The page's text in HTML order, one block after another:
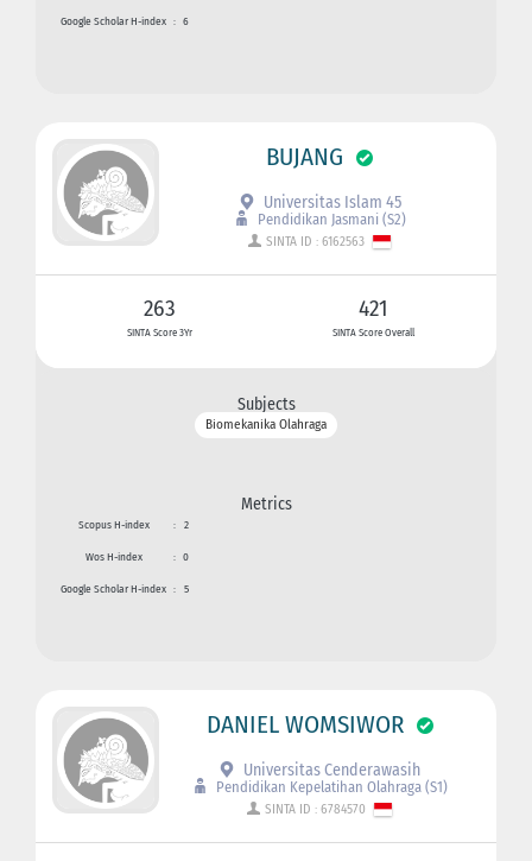
Google Scholar H-index : 6
BUJANG
Universitas Islam 45
Pendidikan Jasmani (S2)
SINTA ID : 6162563
263
SINTA Score 3Yr
421
SINTA Score Overall
Subjects
Biomekanika Olahraga
Metrics
Scopus H-index : 2
Wos H-index : 0
Google Scholar H-index : 5
DANIEL WOMSIWOR
Universitas Cenderawasih
Pendidikan Kepelatihan Olahraga (S1)
SINTA ID : 6784570